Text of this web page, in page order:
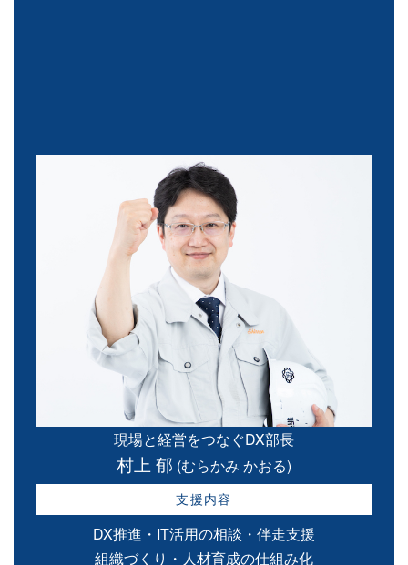
現場と経営をつなぐDX部長
村上 郁 (むらかみ かおる)
支援内容
DX推進・IT活用の相談・伴走支援
組織づくり・人材育成の仕組み化